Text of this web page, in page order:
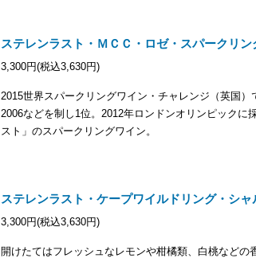
ステレンラスト・ＭＣＣ・ロゼ・スパークリン
3,300円(税込3,630円)
2015世界スパークリングワイン・チャレンジ（英国
2006などを制し1位。2012年ロンドンオリンピックに
スト」のスパークリングワイン。
ステレンラスト・ケープワイルドリング・シャ
3,300円(税込3,630円)
開けたてはフレッシュなレモンや柑橘類、白桃などの